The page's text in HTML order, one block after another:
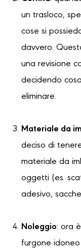
un trasloco,
cose si
davvero.
una revisione
decidendo
eliminare.
Materiale da
deciso di
materiale da
oggetti (es.
adesivo,
Noleggio: ora
furgone